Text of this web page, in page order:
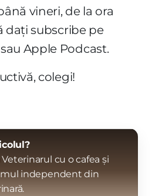
vineri, de la ora
dați subscribe pe
Apple Podcast.
colegi!
cu o cafea și
independent din